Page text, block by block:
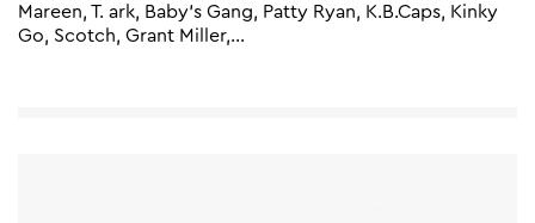
Mareen, T. ark, Baby’s Gang, Patty Ryan, K.B.Caps, Kinky
Go, Scotch, Grant Miller,…